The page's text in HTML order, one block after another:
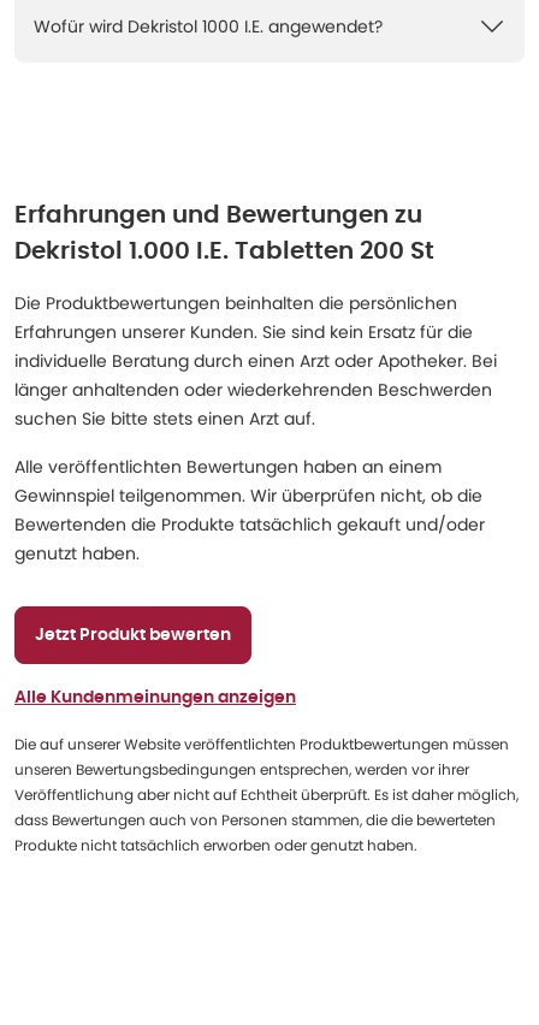
Wofür wird Dekristol 1000 I.E. angewendet?
Erfahrungen und Bewertungen zu
Dekristol 1.000 I.E. Tabletten 200 St
Die Produktbewertungen beinhalten die persönlichen
Erfahrungen unserer Kunden. Sie sind kein Ersatz für die
individuelle Beratung durch einen Arzt oder Apotheker. Bei
länger anhaltenden oder wiederkehrenden Beschwerden
suchen Sie bitte stets einen Arzt auf.
Alle veröffentlichten Bewertungen haben an einem
Gewinnspiel teilgenommen. Wir überprüfen nicht, ob die
Bewertenden die Produkte tatsächlich gekauft und/oder
genutzt haben.
Jetzt Produkt bewerten
Alle Kundenmeinungen anzeigen
Die auf unserer Website veröffentlichten Produktbewertungen müssen
unseren Bewertungsbedingungen entsprechen, werden vor ihrer
Veröffentlichung aber nicht auf Echtheit überprüft. Es ist daher möglich,
dass Bewertungen auch von Personen stammen, die die bewerteten
Produkte nicht tatsächlich erworben oder genutzt haben.